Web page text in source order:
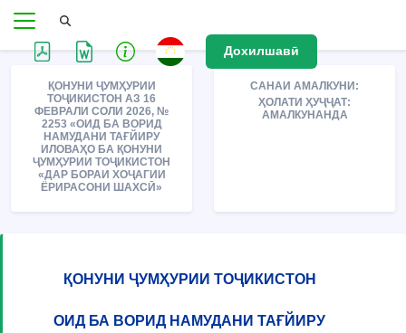
Дохилшавӣ
ҚОНУНИ ҶУМҲУРИИ
ТОҶИКИСТОН АЗ 16
ФЕВРАЛИ СОЛИ 2026, №
2253 «ОИД БА ВОРИД
НАМУДАНИ ТАҒЙИРУ
ИЛОВАҲО БА ҚОНУНИ
ҶУМҲУРИИ ТОҶИКИСТОН
«ДАР БОРАИ ХОҶАГИИ
ЁРИРАСОНИ ШАХСӢ»
САНАИ АМАЛКУНИ:
ҲОЛАТИ ҲУҶҶАТ:
АМАЛКУНАНДА
ҚОНУНИ ҶУМҲУРИИ ТОҶИКИСТОН
ОИД БА ВОРИД НАМУДАНИ ТАҒЙИРУ